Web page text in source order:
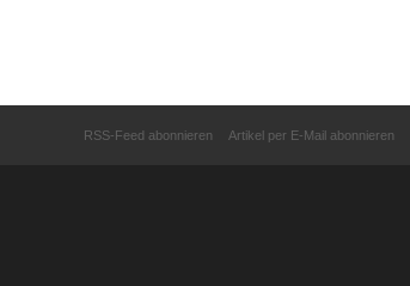
RSS-Feed abonnieren Artikel per E-Mail abonnieren